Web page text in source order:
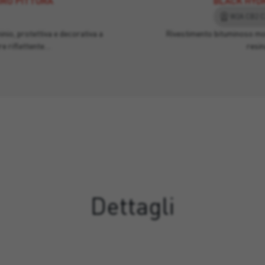
protettiva e decorativa a
riflettente…
Rivestimento bituminoso
Dettagli